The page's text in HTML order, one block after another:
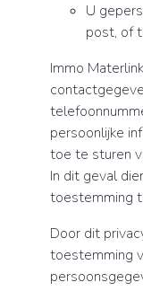
U
post, of
Immo
persoonlijke
toe te sturen
In dit geval
toestemming
Door dit
toestemming